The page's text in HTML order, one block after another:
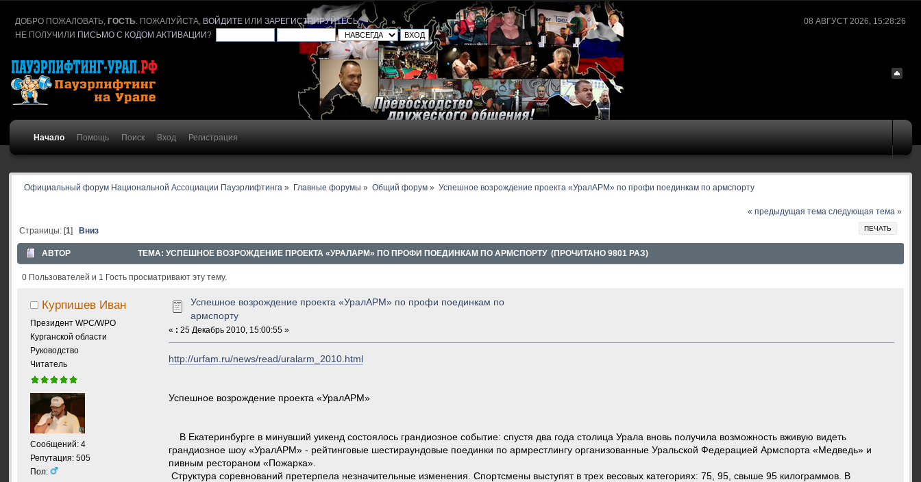
08 АВГУСТ 2026, 15:28:26
ДОБРО ПОЖАЛОВАТЬ, ГОСТЬ. ПОЖАЛУЙСТА, ВОЙДИТЕИЛИ ЗАРЕГИСТРИРУЙТЕСЬ.
НЕ ПОЛУЧИЛИ ПИСЬМО С КОДОМ АКТИВАЦИИ?
Начало Помощь Поиск Вход Регистрация
Официальный форум Национальной Ассоциации Пауэрлифтинга » Главные форумы » Общий форум » Успешное возрождение проекта «УралАРМ» по профи поединкам по армспорту
« предыдущая тема следующая тема »
ПЕЧАТЬ
Страницы: [1] Вниз
АВТОР ТЕМА: УСПЕШНОЕ ВОЗРОЖДЕНИЕ ПРОЕКТА «УРАЛАРМ» ПО ПРОФИ ПОЕДИНКАМ ПО АРМСПОРТУ (ПРОЧИТАНО 9801 РАЗ)
0 Пользователей и 1 Гость просматривают эту тему.
Курпишев Иван
Президент WPC/WPO
Курганской области
Руководство
Читатель
Сообщений: 4
Репутация: 505
Пол:
Успешное возрождение проекта «УралАРМ» по профи поединкам по
армспорту
« : 25 Декабрь 2010, 15:00:55 »
http://urfam.ru/news/read/uralarm_2010.html
Успешное возрождение проекта «УралАРМ»
В Екатеринбурге в минувший уикенд состоялось грандиозное событие: спустя два года столица Урала вновь получила возможность вживую видеть
грандиозное шоу «УралАРМ» - рейтинговые шестираундовые поединки по армрестлингу организованные Уральской Федерацией Армспорта «Медведь» и
пивным рестораном «Пожарка».
Структура соревнований претерпела незначительные изменения. Спортсмены выступят в трех весовых категориях: 75, 95, свыше 95 килограммов. В